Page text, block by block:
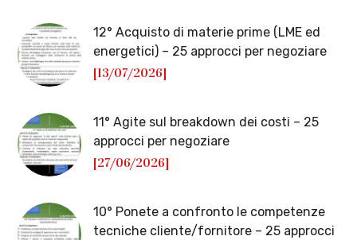
12° Acquisto di materie prime (LME ed
energetici) – 25 approcci per negoziare
[13/07/2026]
11° Agite sul breakdown dei costi – 25
approcci per negoziare
[27/06/2026]
10° Ponete a confronto le competenze
tecniche cliente/fornitore – 25 approcci